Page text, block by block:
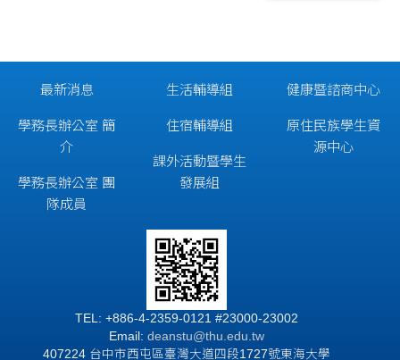
最新消息
學務長辦公室 簡
介
學務長辦公室 團
隊成員
生活輔導組
住宿輔導組
課外活動暨學生
發展組
健康暨諮商中心
原住民族學生資
源中心
TEL: +886-4-2359-0121 #23000-23002
Email: deanstu@thu.edu.tw
407224 台中市西屯區臺灣大道四段1727號東海大學